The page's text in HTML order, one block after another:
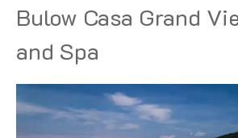
Bulow Casa Grand
and Spa